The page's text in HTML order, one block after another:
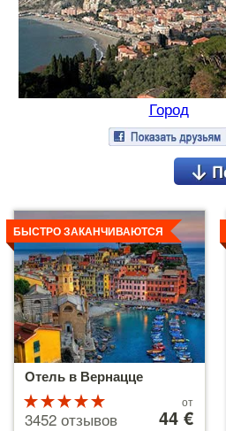
Город
Отель в Вернацце
БЫСТРО ЗАКАНЧИВАЮТСЯ
5 из 5
3452 отзывов
от
44 €
Детальнее